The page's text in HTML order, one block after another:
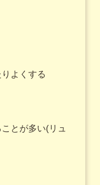
よくする
とが多い(リュ